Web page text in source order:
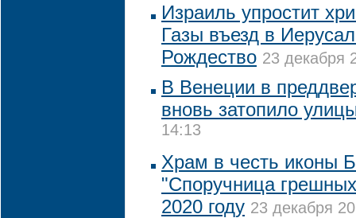
Израиль упростит
Газы въезд в
Рождество 23 декабря
В Венеции в
вновь затопило
14:13
Храм в честь иконы
"Споручница
2020 году 23 декабря